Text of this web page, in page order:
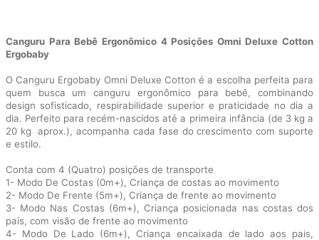
Canguru Para Bebê Ergonômico 4 Posições Omni Deluxe Cotton
Ergobaby
O Canguru Ergobaby Omni Deluxe Cotton é a escolha perfeita para
quem busca um canguru ergonômico para bebê, combinando
design sofisticado, respirabilidade superior e praticidade no dia a
dia. Perfeito para recém-nascidos até a primeira infância (de 3 kg a
20 kg aprox.), acompanha cada fase do crescimento com suporte
e estilo.
Conta com 4 (Quatro) posições de transporte
1- Modo De Costas (0m+), Criança de costas ao movimento
2- Modo De Frente (5m+), Criança de frente ao movimento
3- Modo Nas Costas (6m+), Criança posicionada nas costas dos
pais, com visão de frente ao movimento
4- Modo De Lado (6m+), Criança encaixada de lado aos pais,